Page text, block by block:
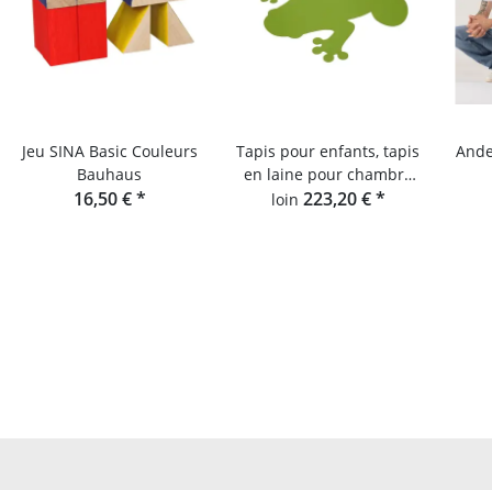
Jeu SINA Basic Couleurs
Bauhaus
16,50 €*
Tapis pour enfants, tapis
en laine pour chambre
d'enfants, tapis Hey-Sign
loin 223,20 €*